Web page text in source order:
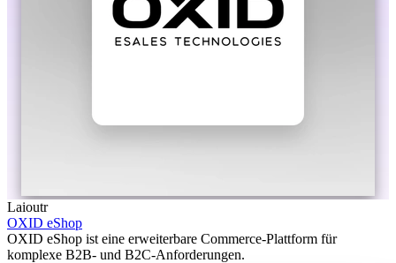
Laioutr
OXID eShop
OXID eShop ist eine erweiterbare Commerce-Plattform für
komplexe B2B- und B2C-Anforderungen.